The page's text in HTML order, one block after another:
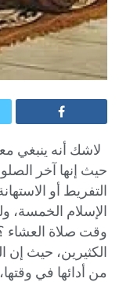
لاشك أنه ينبغي
حيث إنها آخر
التفريط أو
الإسلام الخمسة،
وقت صلاة العشاء ؟
الكثيرين، حيث إن
من أدائها في